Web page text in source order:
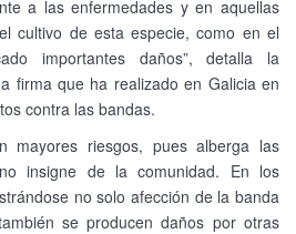
a las enfermedades y en aquellas
cultivo de esta especie, como en el
importantes daños”, detalla la
firma que ha realizado en Galicia en
contra las bandas.
mayores riesgos, pues alberga las
insigne de la comunidad. En los
no solo afección de la banda
se producen daños por otras